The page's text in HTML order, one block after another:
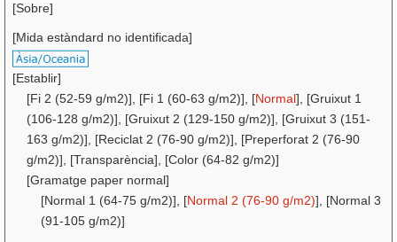
[Sobre]
[Mida estàndard no identificada]
[Establir]
[Fi 2 (52-59 g/m2)], [Fi 1 (60-63 g/m2)], [Normal], [Gruixut 1
(106-128 g/m2)], [Gruixut 2 (129-150 g/m2)], [Gruixut 3 (151-
163 g/m2)], [Reciclat 2 (76-90 g/m2)], [Preperforat 2 (76-90
g/m2)], [Transparència], [Color (64-82 g/m2)]
[Gramatge paper normal]
[Normal 1 (64-75 g/m2)], [Normal 2 (76-90 g/m2)], [Normal 3
(91-105 g/m2)]